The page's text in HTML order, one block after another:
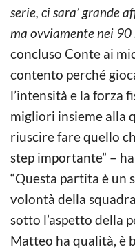
serie, ci sara’ grande
ma ovviamente nei 90
concluso Conte ai
contento perché
l’intensità e la forza
migliori insieme alla
riuscire fare quello
step importante” –
“Questa partita è un
volontà della
sotto l’aspetto della
Matteo ha qualità, è